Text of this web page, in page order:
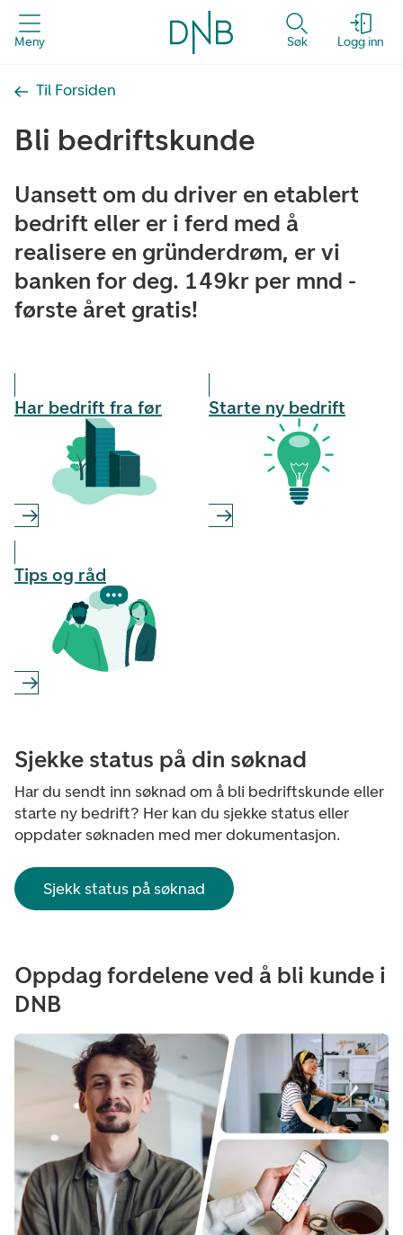
Meny Søk Logg inn
Til Forsiden
Bli bedriftskunde
Uansett om du driver en etablert
bedrift eller er i ferd med å
realisere en gründerdrøm, er vi
banken for deg. 149kr per mnd -
første året gratis!
Har bedrift fra før Starte ny bedrift
Tips og råd
Sjekke status på din søknad
Har du sendt inn søknad om å bli bedriftskunde eller
starte ny bedrift? Her kan du sjekke status eller
oppdater søknaden med mer dokumentasjon.
Sjekk status på søknad
Oppdag fordelene ved å bli kunde i
DNB